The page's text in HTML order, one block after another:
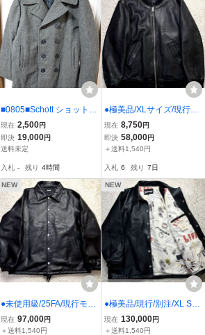
■0805■Schott ショット P
コート 40 ●
現在 2,500円
即決 19,000円
送料未定
入札 - 残り 4時間
●極美品/XLサイズ/現行モ
デル SCHOTT ショット B
OWERY バワリー レザー
ジャケット MA-1 羊革 シ
ブラック メンズ
現在 8,750円
即決 58,000円
＋送料1,540円
入札 6 残り 7日
NEW
●未使用級/25FA/現行モデ
ル/Lサイズ SCHOTT ショ
ット レザーコーチジャケ
現在 97,000円
＋送料1,540円
NEW
●極美品/現行/別注/XL SC
HOTT ショット REMI RE
LIEF レミレリーフ シープ
現在 130,000円
＋送料1,540円